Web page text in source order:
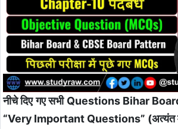
नीचे दिए गए सभी Questions Bihar
“Very Important Questions” (अत्यंत